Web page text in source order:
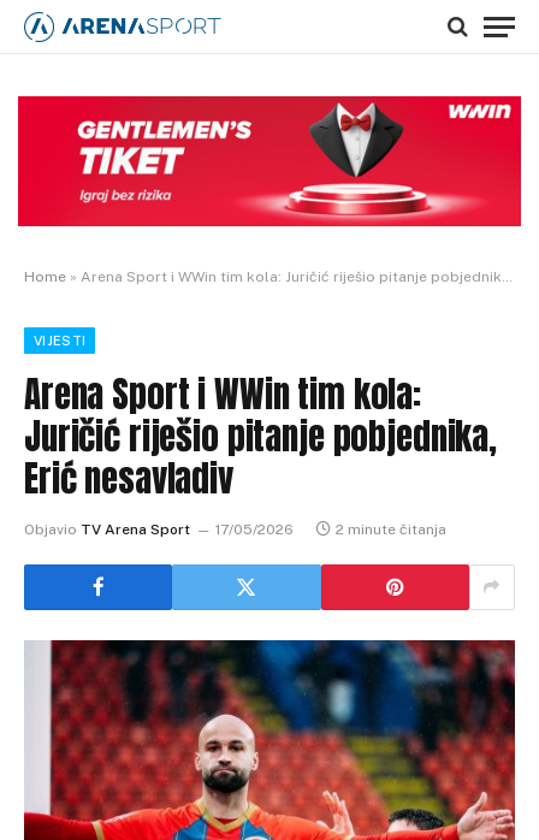
Home » Arena Sport i WWin tim kola: Juričić riješio pitanje pobjednika, Erić nesavladiv
VIJESTI
Arena Sport i WWin tim kola:
Juričić riješio pitanje pobjednika,
Erić nesavladiv
Objavio TV Arena Sport 17/05/2026 2 minute čitanja